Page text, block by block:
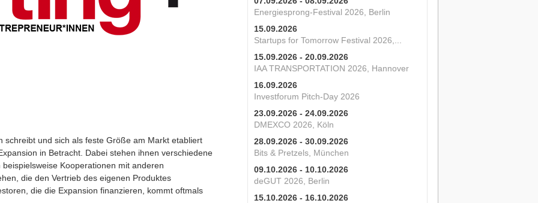
Energiesprong-Festival 2026, Berlin
15.09.2026
Startups for Tomorrow Festival 2026,...
15.09.2026 - 20.09.2026
IAA TRANSPORTATION 2026, Hannover
16.09.2026
Investforum Pitch-Day 2026
23.09.2026 - 24.09.2026
DMEXCO 2026, Köln
28.09.2026 - 30.09.2026
Bits & Pretzels, München
09.10.2026 - 10.10.2026
deGUT 2026, Berlin
15.10.2026 - 16.10.2026
schreibt und sich als feste Größe am Markt etabliert
in Betracht. Dabei stehen ihnen verschiedene
Kooperationen mit anderen
die den Vertrieb des eigenen Produktes
die die Expansion finanzieren, kommt oftmals